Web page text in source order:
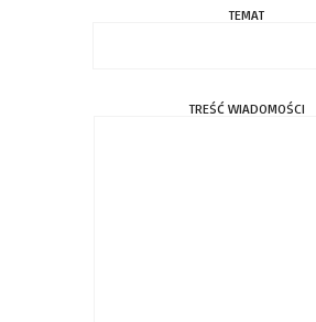
TEMAT
TREŚĆ WIADOMOŚCI